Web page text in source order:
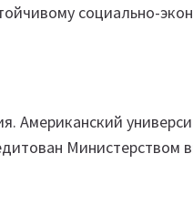
социально-
Американский
Министерством